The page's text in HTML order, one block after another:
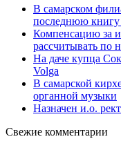
В самарском
последнюю книгу
Компенсацию за
рассчитывать по
На даче купца
Volga
В самарской
органной музыки
Назначен и.о.
Свежие комментарии